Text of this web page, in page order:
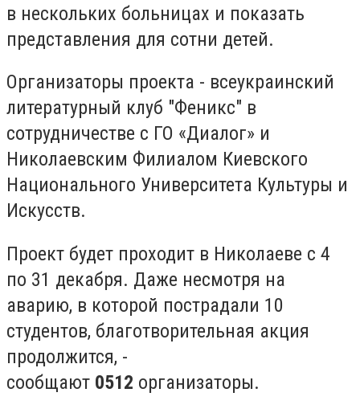
в нескольких больницах и показать
представления для сотни детей.
Организаторы проекта - всеукраинский
литературный клуб "Феникс" в
сотрудничестве с ГО «Диалог» и
Николаевским Филиалом Киевского
Национального Университета Культуры и
Искусств.
Проект будет проходит в Николаеве с 4
по 31 декабря. Даже несмотря на
аварию, в которой пострадали 10
студентов, благотворительная акция
продолжится, -
сообщают 0512 организаторы.